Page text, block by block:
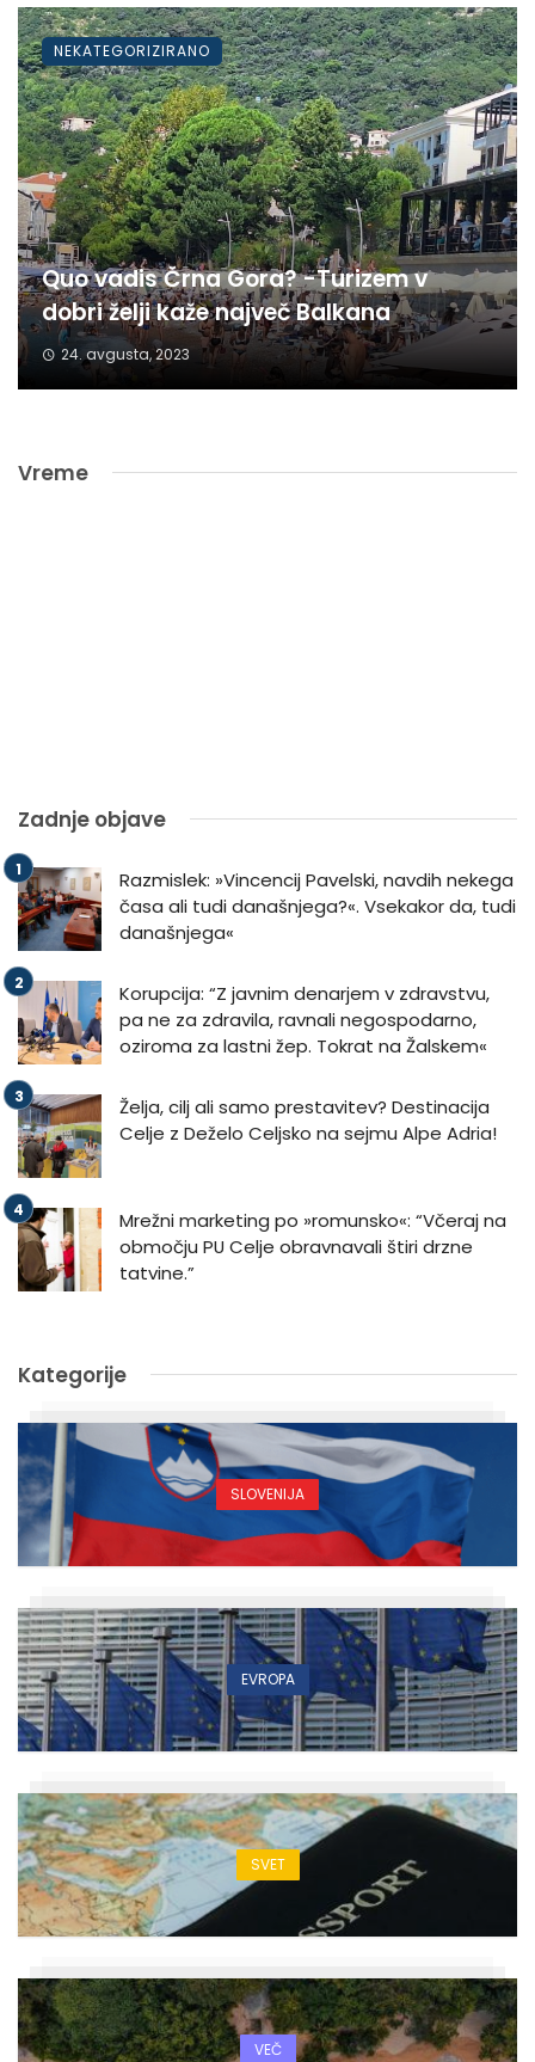
Quo vadis Črna Gora? -Turizem v
dobri želji kaže največ Balkana
24. avgusta, 2023
NEKATEGORIZIRANO
Vreme
Zadnje objave
Razmislek: »Vincencij Pavelski, navdih nekega
časa ali tudi današnjega?«. Vsekakor da, tudi
današnjega«
Korupcija: “Z javnim denarjem v zdravstvu,
pa ne za zdravila, ravnali negospodarno,
oziroma za lastni žep. Tokrat na Žalskem«
Želja, cilj ali samo prestavitev? Destinacija
Celje z Deželo Celjsko na sejmu Alpe Adria!
Mrežni marketing po »romunsko«: “Včeraj na
območju PU Celje obravnavali štiri drzne
tatvine.”
Kategorije
SLOVENIJA
EVROPA
SVET
VEČ